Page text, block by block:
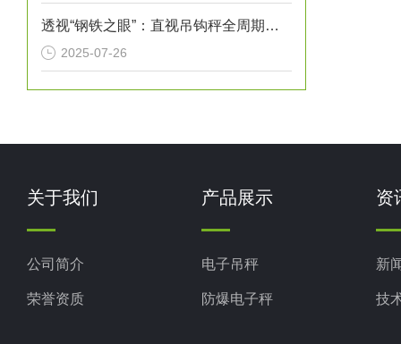
透视“钢铁之眼”：直视吊钩秤全周期检验维护指南
2025-07-26
关于我们
公司简介
荣誉资质
产品展示
电子吊秤
防爆电子秤
资
新
技